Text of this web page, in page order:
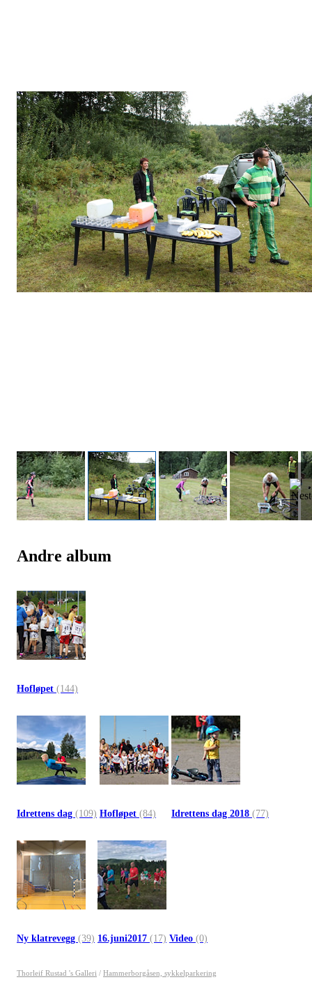
Andre album
Hofløpet (144)
Idrettens dag (109) Hofløpet (84) Idrettens dag 2018 (77)
Ny klatrevegg (39) 16.juni2017 (17) Video (0)
Thorleif Rustad 's Galleri / Hammerborgåsen, sykkelparkering